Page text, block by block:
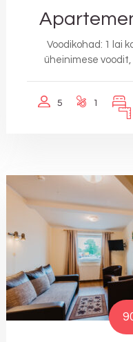
Voodikohad: 1 lai
üheinimese voodit,
5 1